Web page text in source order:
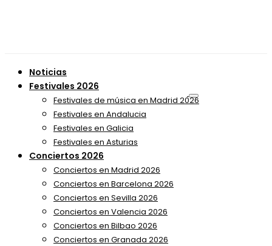
Noticias
Festivales 2026
Festivales de música en Madrid 2026
Festivales en Andalucia
Festivales en Galicia
Festivales en Asturias
Conciertos 2026
Conciertos en Madrid 2026
Conciertos en Barcelona 2026
Conciertos en Sevilla 2026
Conciertos en Valencia 2026
Conciertos en Bilbao 2026
Conciertos en Granada 2026